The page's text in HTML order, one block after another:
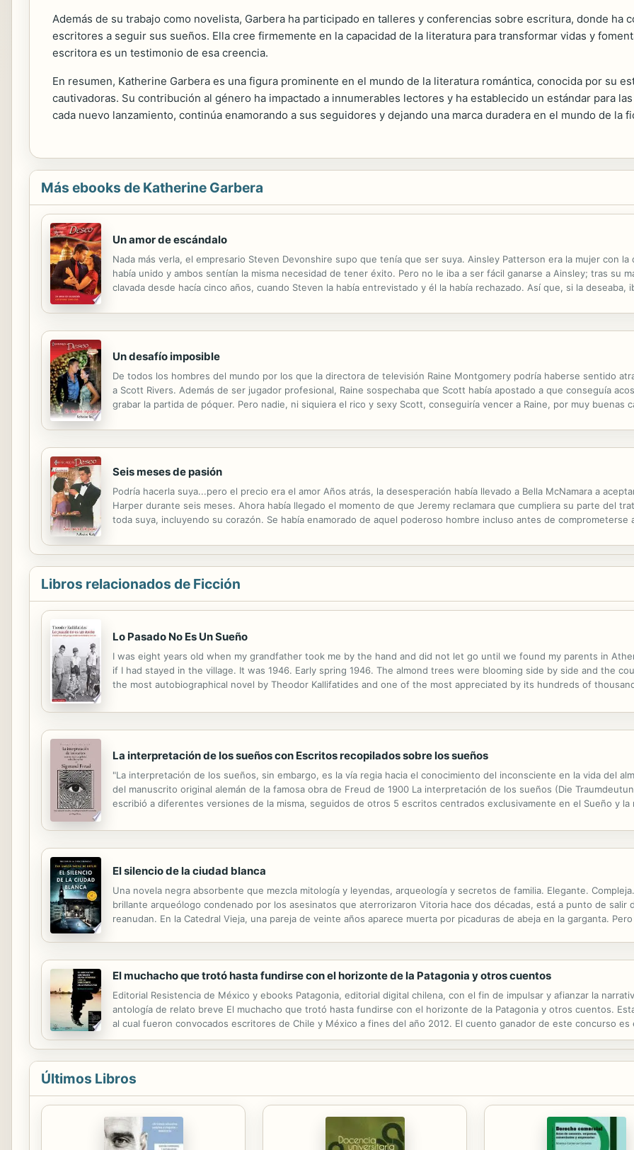
Además de su trabajo como novelista, Garbera ha participado en talleres y conferencias sobre escritura, donde ha
escritores a seguir sus sueños. Ella cree firmemente en la capacidad de la literatura para transformar vidas y
escritora es un testimonio de esa creencia.
En resumen, Katherine Garbera es una figura prominente en el mundo de la literatura romántica, conocida por su
cautivadoras. Su contribución al género ha impactado a innumerables lectores y ha establecido un estándar para
cada nuevo lanzamiento, continúa enamorando a sus seguidores y dejando una marca duradera en el mundo de la
Más ebooks de Katherine Garbera
Un amor de escándalo
Nada más verla, el empresario Steven Devonshire supo que tenía que ser suya. Ainsley Patterson era la mujer con
había unido y ambos sentían la misma necesidad de tener éxito. Pero no le iba a ser fácil ganarse a Ainsley; tras su
clavada desde hacía cinco años, cuando Steven la había entrevistado y él la había rechazado. Así que, si la deseaba,
Un desafío imposible
De todos los hombres del mundo por los que la directora de televisión Raine Montgomery podría haberse sentido
a Scott Rivers. Además de ser jugador profesional, Raine sospechaba que Scott había apostado a que conseguía
grabar la partida de póquer. Pero nadie, ni siquiera el rico y sexy Scott, conseguiría vencer a Raine, por muy buenas
Seis meses de pasión
Podría hacerla suya...pero el precio era el amor Años atrás, la desesperación había llevado a Bella McNamara a
Harper durante seis meses. Ahora había llegado el momento de que Jeremy reclamara que cumpliera su parte del
toda suya, incluyendo su corazón. Se había enamorado de aquel poderoso hombre incluso antes de comprometerse
Libros relacionados de Ficción
Lo Pasado No Es Un Sueño
I was eight years old when my grandfather took me by the hand and did not let go until we found my parents in
if I had stayed in the village. It was 1946. Early spring 1946. The almond trees were blooming side by side and the
the most autobiographical novel by Theodor Kallifatides and one of the most appreciated by its hundreds of
La interpretación de los sueños con Escritos recopilados sobre los sueños
"La interpretación de los sueños, sin embargo, es la vía regia hacia el conocimiento del inconsciente en la vida del
del manuscrito original alemán de la famosa obra de Freud de 1900 La interpretación de los sueños (Die
escribió a diferentes versiones de la misma, seguidos de otros 5 escritos centrados exclusivamente en el Sueño y
El silencio de la ciudad blanca
Una novela negra absorbente que mezcla mitología y leyendas, arqueología y secretos de familia. Elegante.
brillante arqueólogo condenado por los asesinatos que aterrorizaron Vitoria hace dos décadas, está a punto de salir
reanudan. En la Catedral Vieja, una pareja de veinte años aparece muerta por picaduras de abeja en la garganta.
El muchacho que trotó hasta fundirse con el horizonte de la Patagonia y otros cuentos
Editorial Resistencia de México y ebooks Patagonia, editorial digital chilena, con el fin de impulsar y afianzar la
antología de relato breve El muchacho que trotó hasta fundirse con el horizonte de la Patagonia y otros cuentos.
al cual fueron convocados escritores de Chile y México a fines del año 2012. El cuento ganador de este concurso
corresponde a la chilena María Paz Rodríguez. Forman aparte, además, de esta antología los cuentos mexicanos...
Últimos Libros